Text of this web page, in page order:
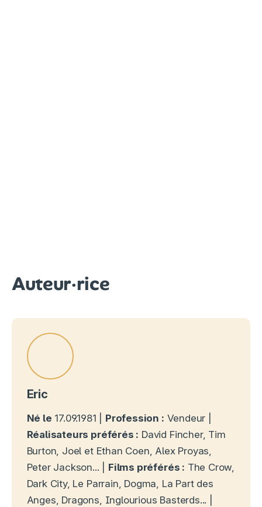
Auteur·rice
Eric
Né le 17.09.1981 | Profession : Vendeur |
Réalisateurs préférés : David Fincher, Tim
Burton, Joel et Ethan Coen, Alex Proyas,
Peter Jackson... | Films préférés : The Crow,
Dark City, Le Parrain, Dogma, La Part des
Anges, Dragons, Inglourious Basterds... |